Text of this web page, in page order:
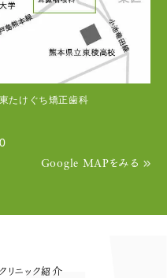
たけぐち矯正歯科
Google MAPをみる
クリニック紹介